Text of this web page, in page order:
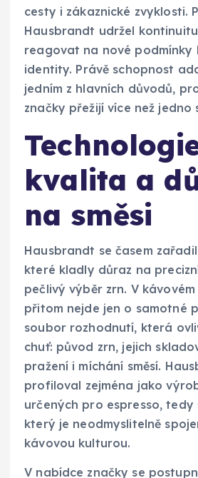
cesty i zákaznické zvyklosti.
Hausbrandt udržel
reagovat na nové podmínky
identity. Právě schopnost
jedním z hlavních důvodů,
značky přežijí více než jedno
kvalita a
na směsi
Hausbrandt se časem
které kladly důraz na
pečlivý výběr zrn. V
přitom nejde jen o samotné
soubor rozhodnutí, která
chuť: původ zrn, jejich
pražení i míchání směsí.
profiloval zejména jako
určených pro espresso,
který je neodmyslitelně
kávovou kulturou.
V nabídce značky se